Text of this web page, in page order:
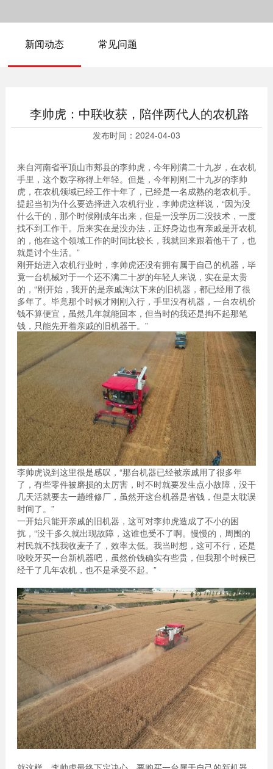
新闻动态 常见问题
李帅虎：中联收获，陪伴两代人的农机路
发布时间： 2024-04-03
来自河南省平顶山市郏县的李帅虎，今年刚满二十九岁，在农机
手里，这个数字称得上年轻。但是，今年刚刚二十九岁的李帅
虎，在农机领域已经工作十年了，已经是一名成熟的老农机手。
提起当初为什么要选择进入农机行业，李帅虎这样说，“因为没
什么干的，那个时候刚成年出来，但是一没学历二没技术，一度
找不到工作干。后来实在是没办法，正好身边也有亲戚是开农机
的，他在这个领域工作的时间比较长，我就回来跟着他干了，也
就是讨个生活。”
刚开始进入农机行业时，李帅虎还没有拥有属于自己的机器，毕
竟一台机械对于一个还不满二十岁的年轻人来说，实在是太贵
的，“刚开始，我开的是亲戚淘汰下来的旧机器，都已经用了很
多年了。毕竟那个时候才刚刚入行，手里没有机器，一台农机价
钱不算便宜，虽然几年就能回本，但当时的我还是掏不起那笔
钱，只能先开着亲戚的旧机器干。”
李帅虎说到这里很是感叹，“那台机器已经被亲戚用了很多年
了，有些零件被磨损的太厉害，时不时就要发生点小故障，没干
几天活就要去一趟维修厂，虽然开这台机器是省钱，但是太耽误
时间了。”
一开始只能开亲戚的旧机器，这可对李帅虎造成了不小的困
扰，“没干多久就出现故障，这谁也受不了啊。慢慢的，周围的
村民就不找我收麦子了，效率太低。我当时想，这可不行，还是
咬咬牙买一台新机器吧，虽然价钱确实有些贵，但我那个时候已
经干了几年农机，也不是承受不起。”